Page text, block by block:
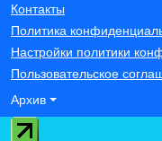
Контакты
Политика
Настройки политики
Пользовательское
Архив